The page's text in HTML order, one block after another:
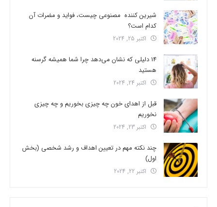
شیرین کننده مصنوعی چیست، فواید و مضرات آن
کدام است؟
اکتبر 25, 2024
14 دلیلی که نشان می‌دهد چرا شما همیشه گرسنه
هستید
اکتبر 24, 2024
قبل از اهدای خون چه چیزی بخوریم و چه چیزی
نخوریم
اکتبر 23, 2024
چند نکته مهم در تعیین اهداف و رشد شخصی (بخش
اول)
اکتبر 22, 2024